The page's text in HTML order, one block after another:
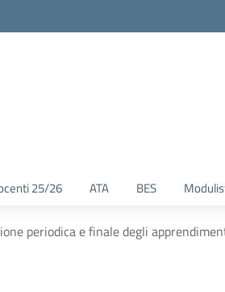
25/26 ATA BES
periodica e finale degli